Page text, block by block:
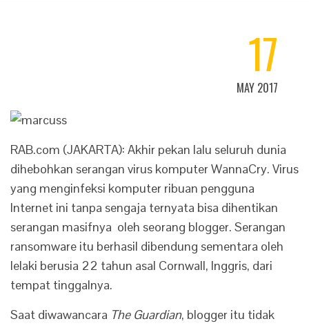
17
MAY 2017
RAB.com (JAKARTA): Akhir pekan lalu seluruh dunia
dihebohkan serangan virus komputer WannaCry. Virus
yang menginfeksi komputer ribuan pengguna
Internet ini tanpa sengaja ternyata bisa dihentikan
serangan masifnya oleh seorang blogger. Serangan
ransomware itu berhasil dibendung sementara oleh
lelaki berusia 22 tahun asal Cornwall, Inggris, dari
tempat tinggalnya.
Saat diwawancara The Guardian, blogger itu tidak